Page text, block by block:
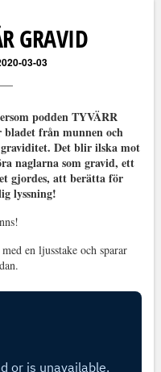
GRAVID
03-03
podden TYVÄRR
bladet från munnen och
Det blir ilska mot
naglarna som gravid, ett
gjordes, att berätta för
lyssning!
en ljusstake och sparar